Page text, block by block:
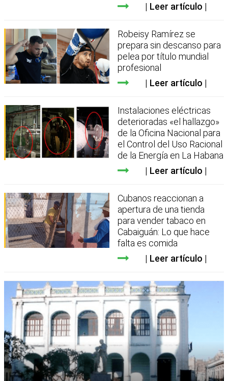
Leer artículo
Robeisy Ramírez se
prepara sin descanso para
pelea por título mundial
profesional
Leer artículo
Instalaciones eléctricas
deterioradas «el hallazgo»
de la Oficina Nacional para
el Control del Uso Racional
de la Energía en La Habana
Leer artículo
Cubanos reaccionan a
apertura de una tienda
para vender tabaco en
Cabaiguán: Lo que hace
falta es comida
Leer artículo